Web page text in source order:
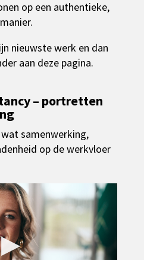
op een authentieke,
nieuwste werk en dan
aan deze pagina.
– portretten
samenwerking,
op de werkvloer
▶